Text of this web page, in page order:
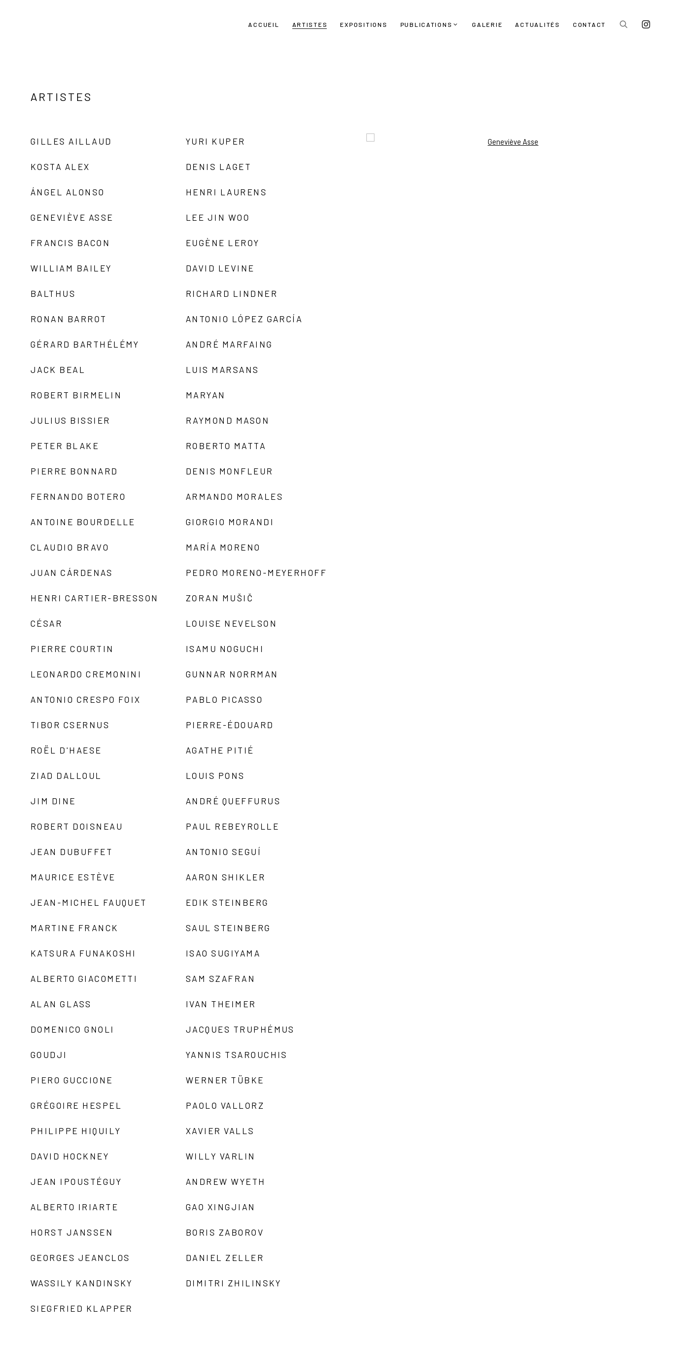
ACCUEIL ARTISTES EXPOSITIONS PUBLICATIONS GALERIE ACTUALITÉS CONTACT
ARTISTES
GILLES AILLAUD
KOSTA ALEX
ÁNGEL ALONSO
GENEVIÈVE ASSE
FRANCIS BACON
WILLIAM BAILEY
BALTHUS
RONAN BARROT
GÉRARD BARTHÉLÉMY
JACK BEAL
ROBERT BIRMELIN
JULIUS BISSIER
PETER BLAKE
PIERRE BONNARD
FERNANDO BOTERO
ANTOINE BOURDELLE
CLAUDIO BRAVO
JUAN CÁRDENAS
HENRI CARTIER-BRESSON
CÉSAR
PIERRE COURTIN
LEONARDO CREMONINI
ANTONIO CRESPO FOIX
TIBOR CSERNUS
ROËL D'HAESE
ZIAD DALLOUL
JIM DINE
ROBERT DOISNEAU
JEAN DUBUFFET
MAURICE ESTÈVE
JEAN-MICHEL FAUQUET
MARTINE FRANCK
KATSURA FUNAKOSHI
ALBERTO GIACOMETTI
ALAN GLASS
DOMENICO GNOLI
GOUDJI
PIERO GUCCIONE
GRÉGOIRE HESPEL
PHILIPPE HIQUILY
DAVID HOCKNEY
JEAN IPOUSTÉGUY
ALBERTO IRIARTE
HORST JANSSEN
GEORGES JEANCLOS
WASSILY KANDINSKY
SIEGFRIED KLAPPER
YURI KUPER
DENIS LAGET
HENRI LAURENS
LEE JIN WOO
EUGÈNE LEROY
DAVID LEVINE
RICHARD LINDNER
ANTONIO LÓPEZ GARCÍA
ANDRÉ MARFAING
LUIS MARSANS
MARYAN
RAYMOND MASON
ROBERTO MATTA
DENIS MONFLEUR
ARMANDO MORALES
GIORGIO MORANDI
MARÍA MORENO
PEDRO MORENO-MEYERHOFF
ZORAN MUŠIČ
LOUISE NEVELSON
ISAMU NOGUCHI
GUNNAR NORRMAN
PABLO PICASSO
PIERRE-ÉDOUARD
AGATHE PITIÉ
LOUIS PONS
ANDRÉ QUEFFURUS
PAUL REBEYROLLE
ANTONIO SEGUÍ
AARON SHIKLER
EDIK STEINBERG
SAUL STEINBERG
ISAO SUGIYAMA
SAM SZAFRAN
IVAN THEIMER
JACQUES TRUPHÉMUS
YANNIS TSAROUCHIS
WERNER TÜBKE
PAOLO VALLORZ
XAVIER VALLS
WILLY VARLIN
ANDREW WYETH
GAO XINGJIAN
BORIS ZABOROV
DANIEL ZELLER
DIMITRI ZHILINSKY